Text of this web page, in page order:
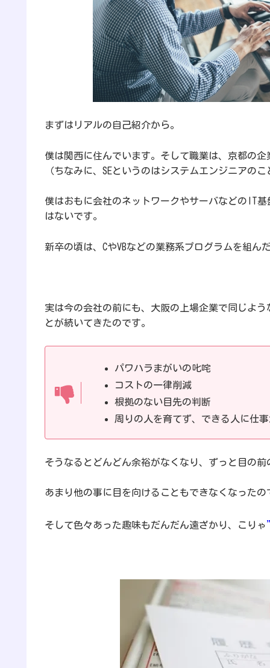
まずはリアルの自己紹介から。
僕は関西に住んでいます。そして職業は、京都の
（ちなみに、SEというのはシステムエンジニアのこ
僕はおもに会社のネットワークやサーバなどのIT
はないです。
新卒の頃は、CやVBなどの業務系プログラムを組ん
実は今の会社の前にも、大阪の上場企業で同じよ
とが続いてきたのです。
パワハラまがいの叱咤
コストの一律削減
根拠のない目先の判断
周りの人を育てず、できる人に仕
そうなるとどんどん余裕がなくなり、ずっと目の
あまり他の事に目を向けることもできなくなったの
そして色々あった趣味もだんだん遠ざかり、こりゃ